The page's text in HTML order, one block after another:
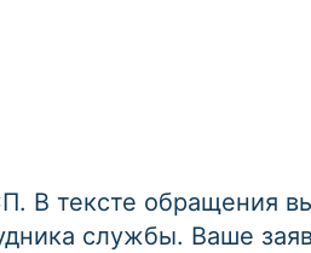
В тексте обращения
службы. Ваше